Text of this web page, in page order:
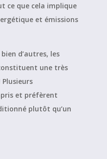
ce que cela implique
et émissions
d’autres, les
une très
et préfèrent
plutôt qu’un